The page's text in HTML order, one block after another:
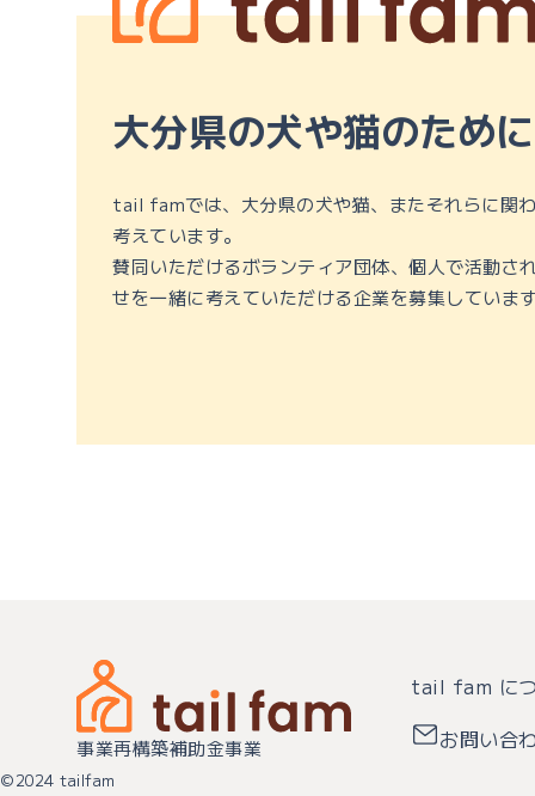
大分県の犬や猫のために
tail famでは、大分県の犬や猫、またそれらに関
考えています。
賛同いただけるボランティア団体、個人で活動さ
せを一緒に考えていただける企業を募集していま
事業再構築補助金事業
tail fam に
お問い合
©2024 tailfam